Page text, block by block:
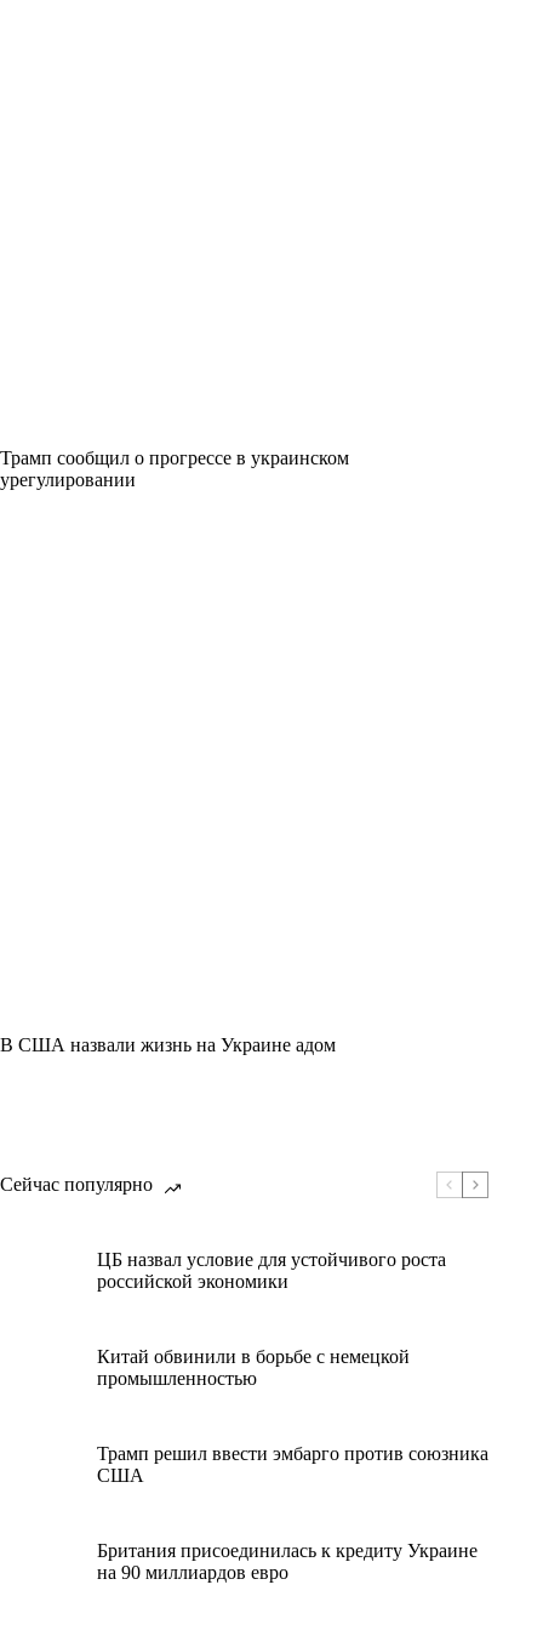
Трамп сообщил о прогрессе в украинском
урегулировании
В США назвали жизнь на Украине адом
Сейчас популярно
ЦБ назвал условие для устойчивого роста
российской экономики
Китай обвинили в борьбе с немецкой
промышленностью
Трамп решил ввести эмбарго против союзника
США
Британия присоединилась к кредиту Украине
на 90 миллиардов евро